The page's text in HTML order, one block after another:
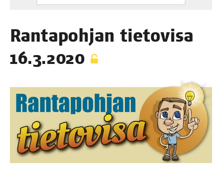
Ran­ta­poh­jan tie­to­vi­sa
16.3.2020